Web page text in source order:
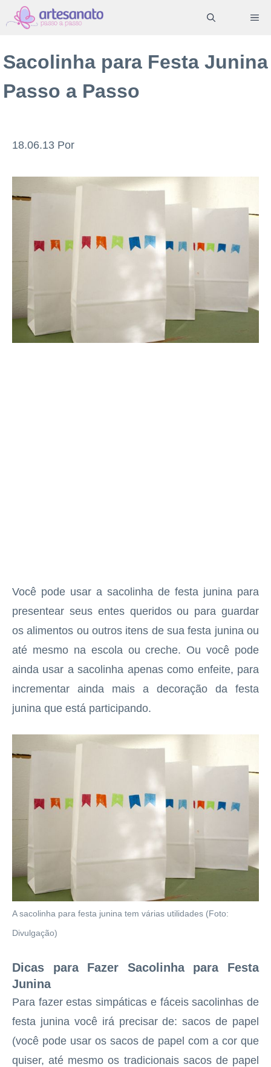
Pular
para
conteúdo
Sacolinha para Festa Junina
Passo a Passo
18.06.13 Por
Você pode usar a sacolinha de festa junina para
presentear seus entes queridos ou para guardar
os alimentos ou outros itens de sua festa junina ou
até mesmo na escola ou creche. Ou você pode
ainda usar a sacolinha apenas como enfeite, para
incrementar ainda mais a decoração da festa
junina que está participando.
A sacolinha para festa junina tem várias utilidades (Foto:
Divulgação)
Dicas para Fazer Sacolinha para Festa
Junina
Para fazer estas simpáticas e fáceis sacolinhas de
festa junina você irá precisar de: sacos de papel
(você pode usar os sacos de papel com a cor que
quiser, até mesmo os tradicionais sacos de papel